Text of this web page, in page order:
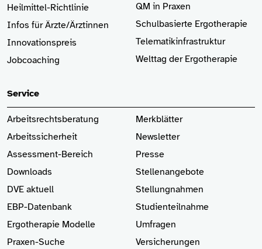
Heilmittel-Richtlinie
Infos für Ärzte/Ärztinnen
Innovationspreis
Jobcoaching
QM in Praxen
Schulbasierte Ergotherapie
Telematikinfrastruktur
Welttag der Ergotherapie
Service
Arbeitsrechtsberatung
Arbeitssicherheit
Assessment-Bereich
Downloads
DVE aktuell
EBP-Datenbank
Ergotherapie Modelle
Praxen-Suche
Merkblätter
Newsletter
Presse
Stellenangebote
Stellungnahmen
Studienteilnahme
Umfragen
Versicherungen